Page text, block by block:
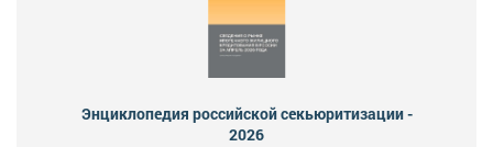
Энциклопедия российской секьюритизации -
2026